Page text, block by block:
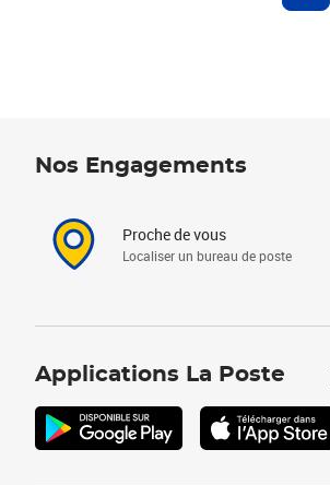
Nos Engagements
Proche de vous
Localiser un bureau de poste
Applications La Poste